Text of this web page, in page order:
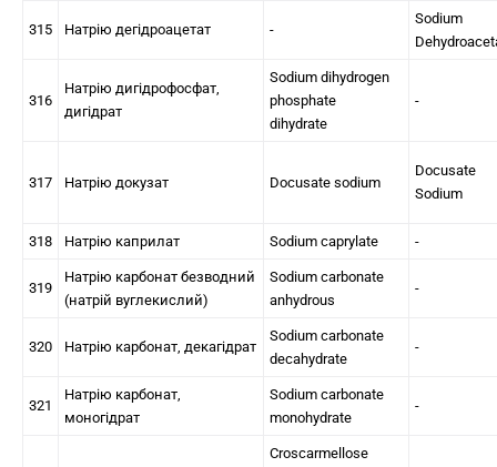
315 Натрію дегідроацетат -
Sodium
316
Натрію дигідрофосфат,
дигідрат
Sodium dihydrogen
phosphate
dihydrate
-
317 Натрію докузат Docusate sodium
Docusate
Sodium
318 Натрію каприлат Sodium caprylate -
319
Натрію карбонат безводний
(натрій вуглекислий)
Sodium carbonate
anhydrous
-
320 Натрію карбонат, декагідрат
Sodium carbonate
decahydrate
-
321
Натрію карбонат,
моногідрат
Sodium carbonate
monohydrate
-
Croscarmellose